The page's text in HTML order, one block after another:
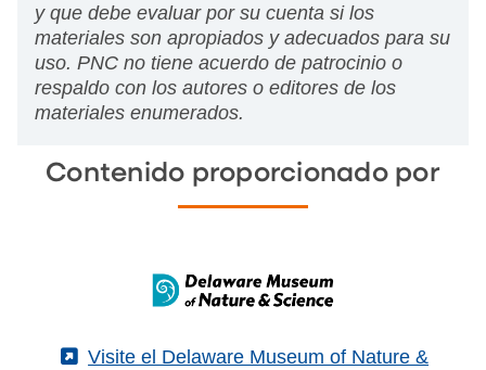
y que debe evaluar por su cuenta si los
materiales son apropiados y adecuados para su
uso. PNC no tiene acuerdo de patrocinio o
respaldo con los autores o editores de los
materiales enumerados.
Contenido proporcionado por
(External)
Visite el Delaware Museum of Nature &